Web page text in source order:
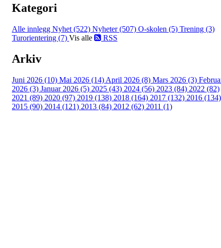
Kategori
Alle innlegg Nyhet (522) Nyheter (507) O-skolen (5) Trening (3)
Turorientering (7) Vis alle RSS
Arkiv
Juni 2026 (10) Mai 2026 (14) April 2026 (8) Mars 2026 (3)
2026 (3) Januar 2026 (5) 2025 (43) 2024 (56) 2023 (84) 2022 (82)
2021 (89) 2020 (97) 2019 (138) 2018 (164) 2017 (132) 2016 (134)
2015 (90) 2014 (121) 2013 (84) 2012 (62) 2011 (1)